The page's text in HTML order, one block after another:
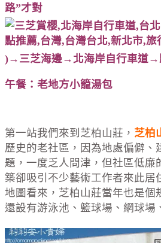
路”才對
)→三芝海邊→北海岸自行車道→
午餐：老地方小籠湯包
第一站我們來到芝柏山莊， 芝柏
歷史的老社區，因為地處偏僻、
題，一度乏人問津，但社區低廉
築卻吸引不少藝術工作者來此居
地圖看來，芝柏山莊當年也是個
還設有游泳池、籃球場、網球場